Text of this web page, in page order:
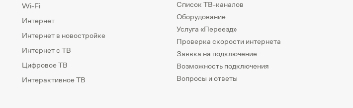
Wi-Fi
Интернет
Интернет в новостройке
Интернет с ТВ
Цифровое ТВ
Интерактивное ТВ
Список ТВ-каналов
Оборудование
Услуга «Переезд»
Проверка скорости интернета
Заявка на подключение
Возможность подключения
Вопросы и ответы